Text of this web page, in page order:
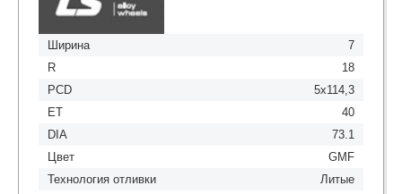
Ширина
7
R
18
PCD
5x114,3
ET
40
DIA
73.1
Цвет
GMF
Технология отливки
Литые